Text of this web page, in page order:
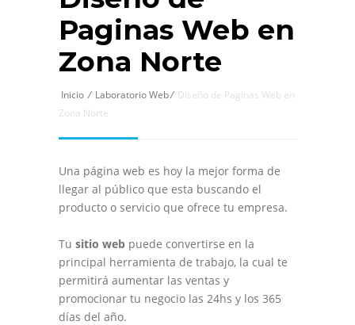
Paginas Web en
Zona Norte
Inicio / Laboratorio Web/ Diseño de Paginas Web en
Zona Norte
Una página web es hoy la mejor forma de
llegar al público que esta buscando el
producto o servicio que ofrece tu empresa.
Tu sitio web puede convertirse en la
principal herramienta de trabajo, la cual te
permitirá aumentar las ventas y
promocionar tu negocio las 24hs y los 365
días del año.